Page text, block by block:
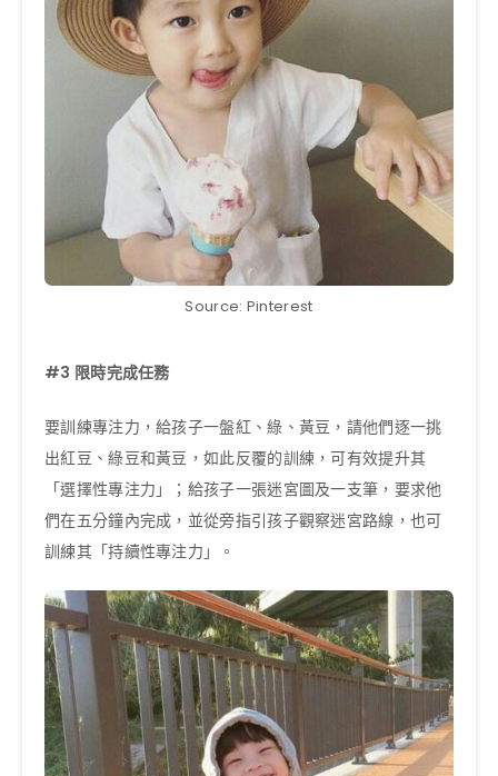
Source: Pinterest
#3 限時完成任務
要訓練專注力，給孩子一盤紅、綠、黃豆，請他們逐一挑
出紅豆、綠豆和黃豆，如此反覆的訓練，可有效提升其
「選擇性專注力」；給孩子一張迷宮圖及一支筆，要求他
們在五分鐘內完成，並從旁指引孩子觀察迷宮路線，也可
訓練其「持續性專注力」。